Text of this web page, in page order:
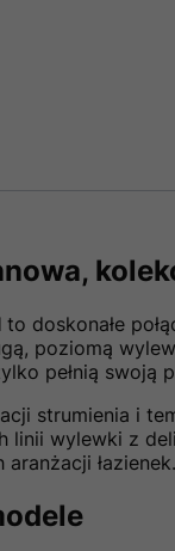
to doskonałe
poziomą
pełnią swoją
strumienia i
linii wylewki z
łazienek.